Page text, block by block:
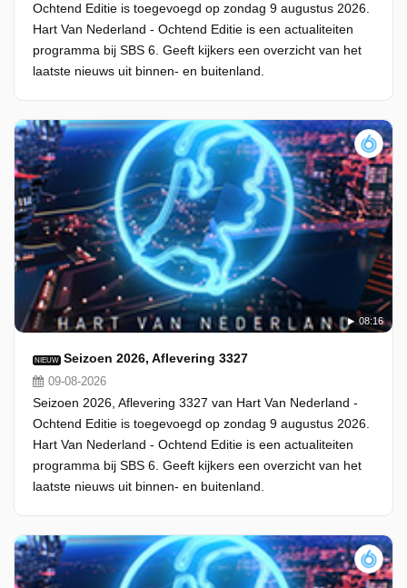
Ochtend Editie is toegevoegd op zondag 9 augustus 2026.
Hart Van Nederland - Ochtend Editie is een actualiteiten
programma bij SBS 6. Geeft kijkers een overzicht van het
laatste nieuws uit binnen- en buitenland.
08:16
NIEUW Seizoen 2026, Aflevering 3327
09-08-2026
Seizoen 2026, Aflevering 3327 van Hart Van Nederland -
Ochtend Editie is toegevoegd op zondag 9 augustus 2026.
Hart Van Nederland - Ochtend Editie is een actualiteiten
programma bij SBS 6. Geeft kijkers een overzicht van het
laatste nieuws uit binnen- en buitenland.